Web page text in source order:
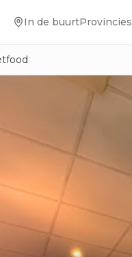
In de buurtProvincies